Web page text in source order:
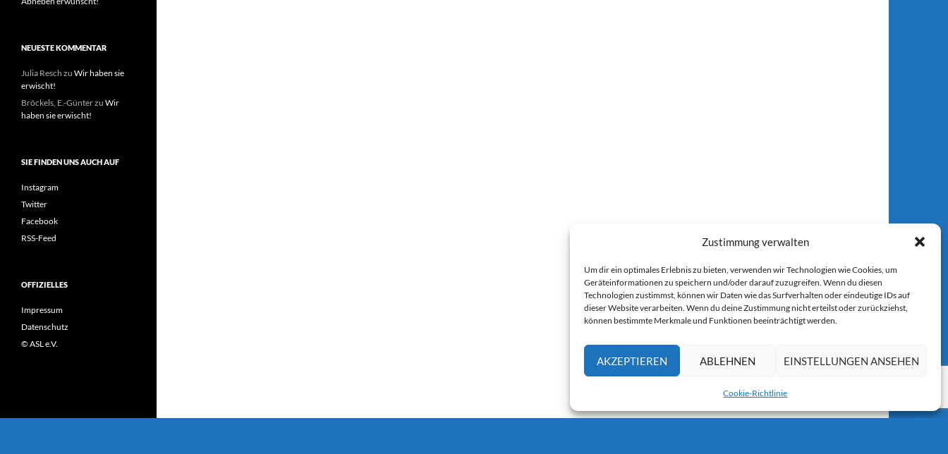
Zustimmung verwalten
Um dir ein optimales Erlebnis zu bieten, verwenden wir Technologien wie Cookies, um
Geräteinformationen zu speichern und/oder darauf zuzugreifen. Wenn du diesen
Technologien zustimmst, können wir Daten wie das Surfverhalten oder eindeutige IDs auf
dieser Website verarbeiten. Wenn du deine Zustimmung nicht erteilst oder zurückziehst,
können bestimmte Merkmale und Funktionen beeinträchtigt werden.
AKZEPTIEREN ABLEHNEN EINSTELLUNGEN ANSEHEN
Cookie-Richtlinie
NEUESTE KOMMENTAR
Julia Resch zu Wir haben sie
erwischt!
Bröckels, E.-Günterzu Wir
haben sie erwischt!
SIE FINDEN UNS AUCH AUF
Instagram
Twitter
Facebook
RSS-Feed
OFFIZIELLES
Impressum
Datenschutz
© ASL e.V.